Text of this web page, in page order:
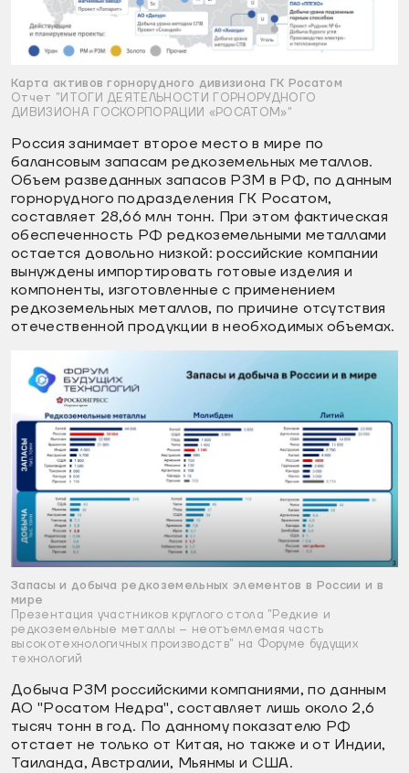
Карта активов горнорудного дивизиона ГК Росатом
Отчет "ИТОГИ ДЕЯТЕЛЬНОСТИ ГОРНОРУДНОГО
ДИВИЗИОНА ГОСКОРПОРАЦИИ «РОСАТОМ»"
Россия занимает второе место в мире по
балансовым запасам редкоземельных металлов.
Объем разведанных запасов РЗМ в РФ, по данным
горнорудного подразделения ГК Росатом,
составляет 28,66 млн тонн. При этом фактическая
обеспеченность РФ редкоземельными металлами
остается довольно низкой: российские компании
вынуждены импортировать готовые изделия и
компоненты, изготовленные с применением
редкоземельных металлов, по причине отсутствия
отечественной продукции в необходимых объемах.
Запасы и добыча редкоземельных элементов в России и в
мире
Презентация участников круглого стола "Редкие и
редкоземельные металлы – неотъемлемая часть
высокотехнологичных производств" на Форуме будущих
технологий
Добыча РЗМ российскими компаниями, по данным
АО "Росатом Недра", составляет лишь около 2,6
тысяч тонн в год. По данному показателю РФ
отстает не только от Китая, но также и от Индии,
Таиланда, Австралии, Мьянмы и США.